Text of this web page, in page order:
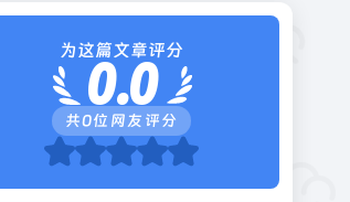
为这篇文章评分
0.0
共0位网友评分